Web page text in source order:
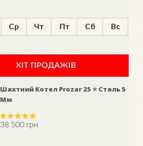
Ср Чт Пт Сб Вс
ХІТ ПРОДАЖІВ
Шахтний Котел Prozar 25 ⭐ Сталь 5
Мм
Rated5.00
38 500 грн